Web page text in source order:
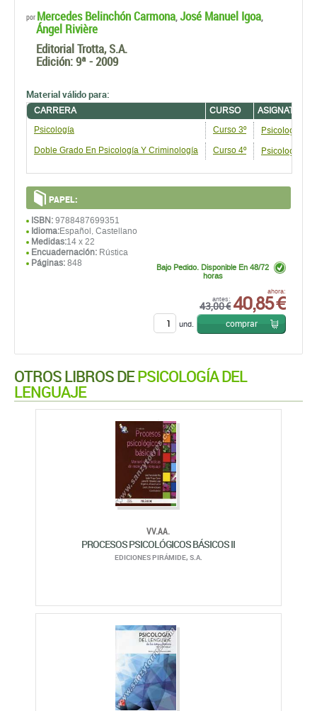
por Mercedes Belinchón Carmona,José Manuel Igoa,
Ángel Rivière
Editorial Trotta, S.A.
Edición:9ª - 2009
Material válido para:
CARRERA CURSO
ASIGNATURA
Psicología
Curso 3º Psicología
Doble Grado En Psicologí­a Y Criminología Curso 4º Psicologí­a
PAPEL:
ISBN: 9788487699351
Idioma:Español, Castellano
Medidas:14 x 22
Encuadernación: Rústica
Páginas: 848
antes:
43,00 €
ahora:
40,85 €
Bajo Pedido. Disponible En 48/72
horas
und. comprar
OTROS LIBROS DEPSICOLOGÍA DEL
LENGUAJE
VV.AA.
PROCESOS PSICOLÓGICOS BÁSICOS II
EDICIONES PIRÁMIDE, S.A.